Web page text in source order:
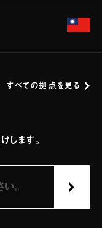
すべての拠点を見る
ます。